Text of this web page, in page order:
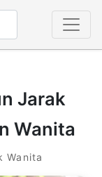
Jarak
Wanita
Wanita